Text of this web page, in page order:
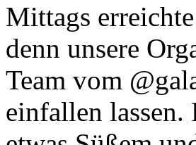
Mittags
denn unsere
Team vom
einfallen lassen.